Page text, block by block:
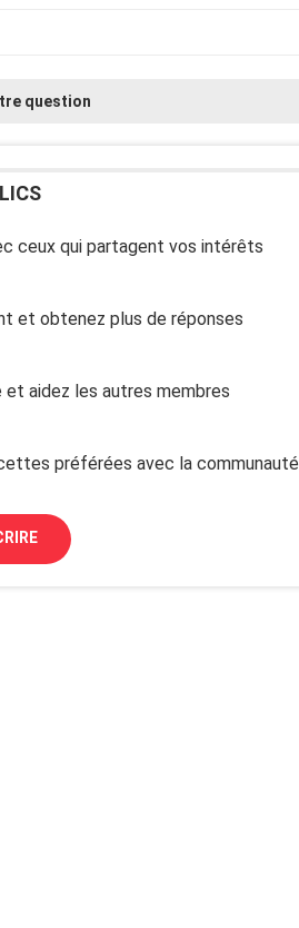
question
ceux qui partagent vos intérêts
et obtenez plus de réponses
aidez les autres membres
préférées avec la communauté